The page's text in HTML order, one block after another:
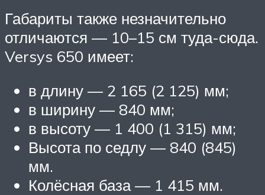
Габариты также незначительно
отличаются — 10–15 см туда-сюда.
Versys 650 имеет:
в длину — 2 165 (2 125) мм;
в ширину — 840 мм;
в высоту — 1 400 (1 315) мм;
Высота по седлу — 840 (845)
мм.
Колёсная база — 1 415 мм.